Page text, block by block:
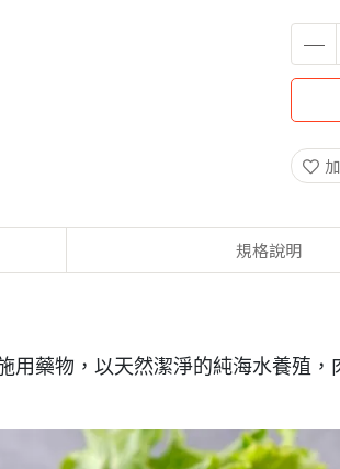
規格說明
用藥物，以天然潔淨的純海水養殖